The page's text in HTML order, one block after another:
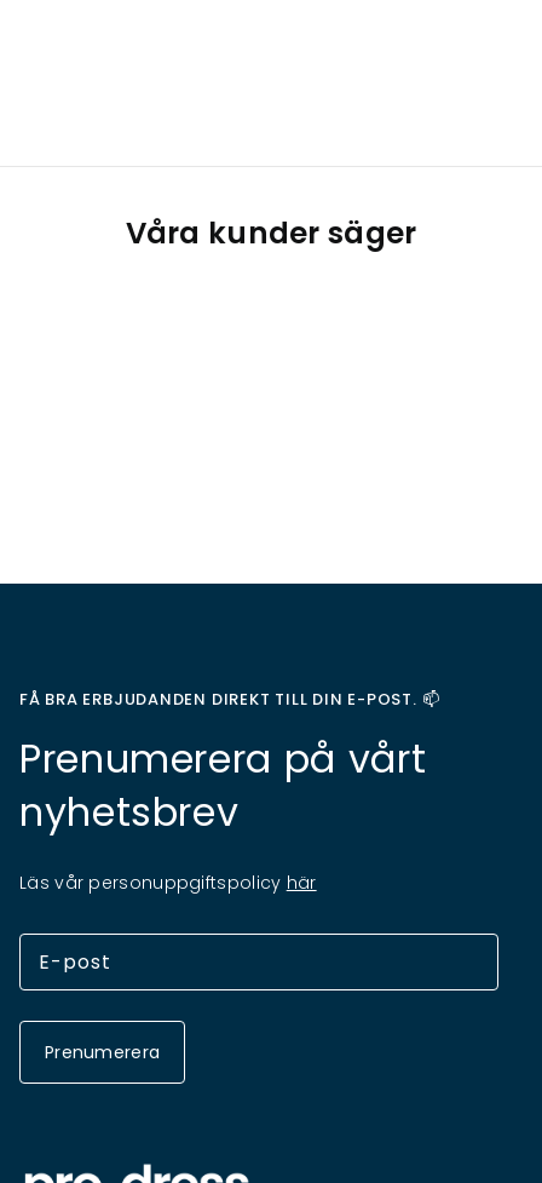
Våra kunder säger
FÅ BRA ERBJUDANDEN DIREKT TILL DIN E-POST. 📫
Prenumerera på vårt
nyhetsbrev
Läs vår personuppgiftspolicy här
Prenumerera